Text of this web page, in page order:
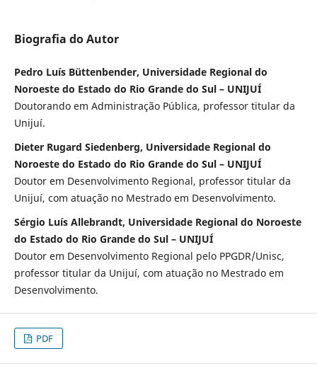
Biografia do Autor
Pedro Luís Büttenbender, Universidade Regional do
Noroeste do Estado do Rio Grande do Sul – UNIJUÍ
Doutorando em Administração Pública, professor titular da
Unijuí.
Dieter Rugard Siedenberg, Universidade Regional do
Noroeste do Estado do Rio Grande do Sul – UNIJUÍ
Doutor em Desenvolvimento Regional, professor titular da
Unijuí, com atuação no Mestrado em Desenvolvimento.
Sérgio Luís Allebrandt, Universidade Regional do Noroeste
do Estado do Rio Grande do Sul – UNIJUÍ
Doutor em Desenvolvimento Regional pelo PPGDR/Unisc,
professor titular da Unijuí, com atuação no Mestrado em
Desenvolvimento.
PDF